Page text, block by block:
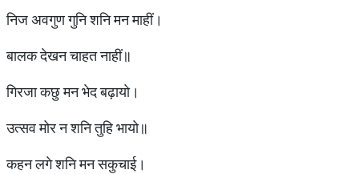
निज अवगुण गुनि शनि मन माहीं।
बालक देखन चाहत नाहीं॥
गिरजा कछु मन भेद बढ़ायो।
उत्सव मोर न शनि तुहि भायो॥
कहन लगे शनि मन सकुचाई।